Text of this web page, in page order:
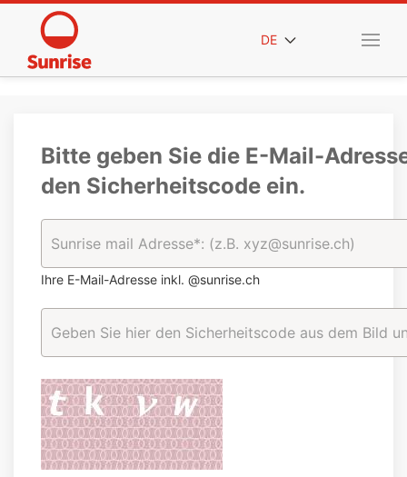
DE
Bitte geben Sie die E-Mail-
den Sicherheitscode ein.
Ihre E-Mail-Adresse inkl. @sunrise.ch